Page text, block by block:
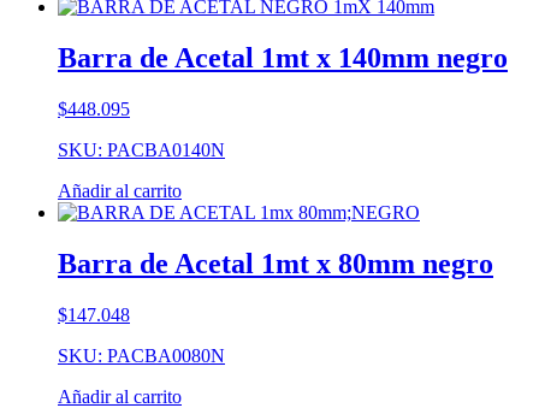
Barra de Acetal 1mt x 140mm negro
$448.095
SKU: PACBA0140N
Añadir al carrito
Barra de Acetal 1mt x 80mm negro
$147.048
SKU: PACBA0080N
Añadir al carrito